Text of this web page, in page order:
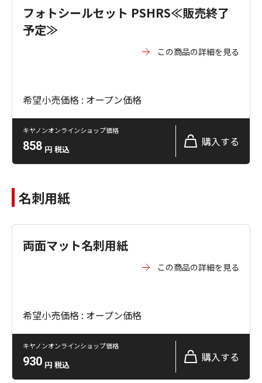
フォトシールセット PSHRS≪販売終了
予定≫
この商品の詳細を見る
希望小売価格 : オープン価格
キヤノンオンラインショップ価格
858 円 税込
購入する
名刺用紙
両面マット名刺用紙
この商品の詳細を見る
希望小売価格 : オープン価格
キヤノンオンラインショップ価格
930 円 税込
購入する